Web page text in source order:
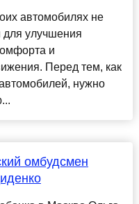
автомобилях не
для улучшения
и
Перед тем, как
нужно
омбудсмен